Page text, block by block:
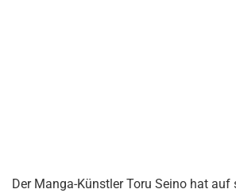
Der Manga-Künstler Toru Seino hat auf